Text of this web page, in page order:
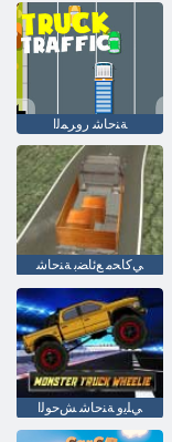
ﺔﻨﺣﺎﺷ ﺭﻭﺮﻤﻟﺍ
ﻲﻛﺎﺤﻣ ﻊﺋﺎﻀﺑ ﺔﻨﺣﺎﺷ
ﻲﻠﻳﻭ ﺔﻨﺣﺎﺷ ﺶﺣﻮﻟﺍ